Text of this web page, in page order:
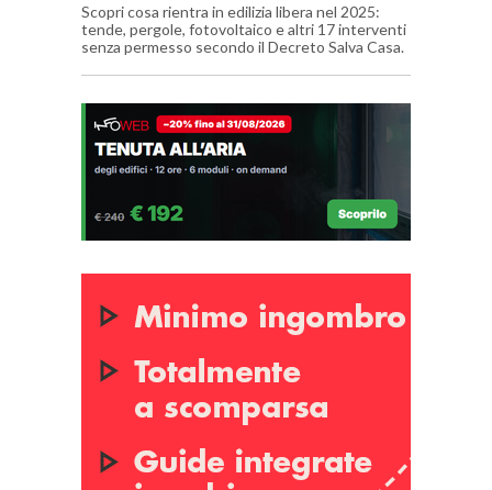
Scopri cosa rientra in edilizia libera nel 2025:
tende, pergole, fotovoltaico e altri 17 interventi
senza permesso secondo il Decreto Salva Casa.